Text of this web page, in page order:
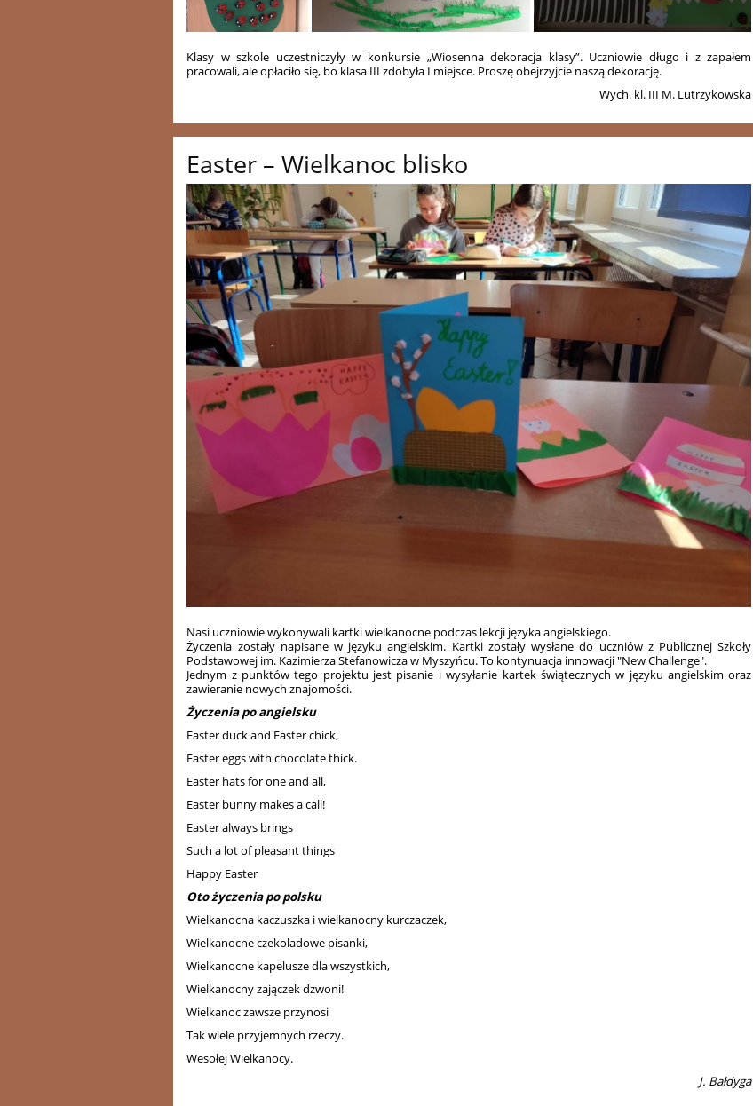
Klasy w szkole uczestniczyły w konkursie „Wiosenna dekoracja klasy”. Uczniowie długo i z zapałem
pracowali, ale opłaciło się, bo klasa III zdobyła I miejsce. Proszę obejrzyjcie naszą dekorację.
Wych. kl. III M. Lutrzykowska
Easter – Wielkanoc blisko
Nasi uczniowie wykonywali kartki wielkanocne podczas lekcji języka angielskiego.
Życzenia zostały napisane w języku angielskim. Kartki zostały wysłane do uczniów z Publicznej Szkoły
Podstawowej im. Kazimierza Stefanowicza w Myszyńcu. To kontynuacja innowacji "New Challenge".
Jednym z punktów tego projektu jest pisanie i wysyłanie kartek świątecznych w języku angielskim oraz
zawieranie nowych znajomości.
Życzenia po angielsku
Easter duck and Easter chick,
Easter eggs with chocolate thick.
Easter hats for one and all,
Easter bunny makes a call!
Easter always brings
Such a lot of pleasant things
Happy Easter
Oto życzenia po polsku
Wielkanocna kaczuszka i wielkanocny kurczaczek,
Wielkanocne czekoladowe pisanki,
Wielkanocne kapelusze dla wszystkich,
Wielkanocny zajączek dzwoni!
Wielkanoc zawsze przynosi
Tak wiele przyjemnych rzeczy.
Wesołej Wielkanocy.
J. Bałdyga